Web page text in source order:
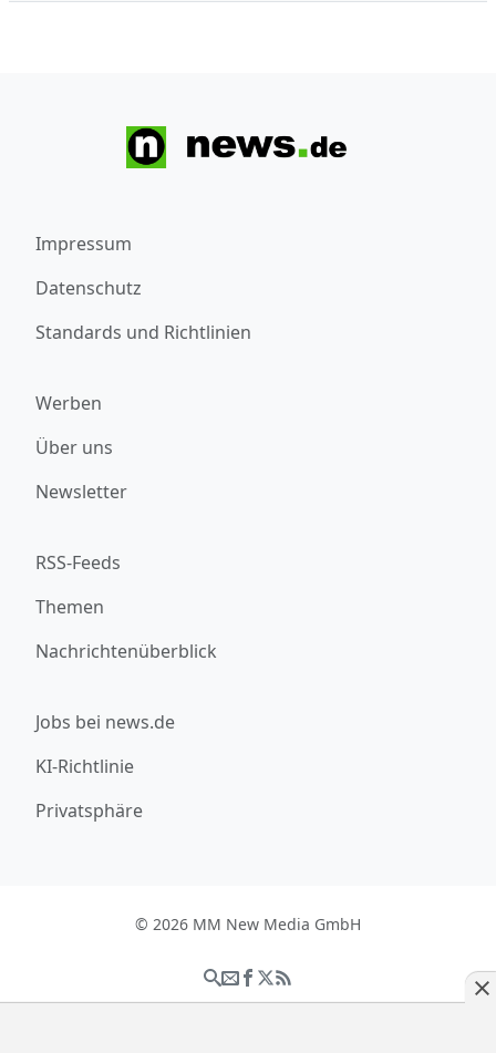
Impressum
Datenschutz
Standards und Richtlinien
Werben
Über uns
Newsletter
RSS-Feeds
Themen
Nachrichtenüberblick
Jobs bei news.de
KI-Richtlinie
Privatsphäre
© 2026 MM New Media GmbH